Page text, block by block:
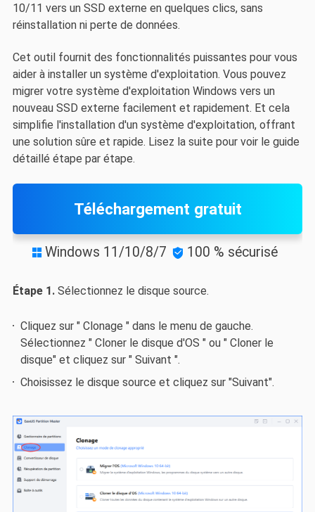
10/11 vers un SSD externe en quelques clics, sans
réinstallation ni perte de données.
Cet outil fournit des fonctionnalités puissantes pour vous
aider à installer un système d'exploitation. Vous pouvez
migrer votre système d'exploitation Windows vers un
nouveau SSD externe facilement et rapidement. Et cela
simplifie l'installation d'un système d'exploitation, offrant
une solution sûre et rapide. Lisez la suite pour voir le guide
détaillé étape par étape.
Téléchargement gratuit
 Windows 11/10/8/7  100 % sécurisé
Étape 1. Sélectionnez le disque source.
Cliquez sur " Clonage " dans le menu de gauche.
Sélectionnez " Cloner le disque d'OS " ou " Cloner le
disque" et cliquez sur " Suivant ".
Choisissez le disque source et cliquez sur "Suivant".